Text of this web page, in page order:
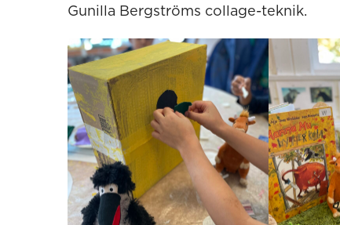
Gunilla Bergströms collage-teknik.